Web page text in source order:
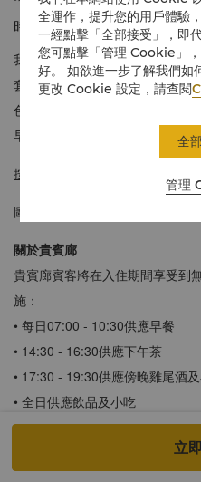
時尚優雅空間
我們的特色海景套房提供既獨特
套房設獨立的客廳和廚房客人可
色。客人可以享用位於8樓的貴
早餐、全天候飲品、黃昏雞尾酒
按此
圖片僅供參考。
關於貴賓廊
貴賓廊賓客將在入住期間享受到
施：
• 每日07:00 - 10:30供應早餐
• 14:30 - 16:30供應下午茶
• 17:30 - 19:30供應傍晚雞尾酒
• 全日供應飲品及小吃
• 延遲退房至16:00（視乎客房供
立
全運作，提升您的用戶體驗
一經點擊「全部接受」，即
您可點擊「管理 Cookie」
好。 如欲進一步了解我們
更改 Cookie 設定，請查閱
管理
全